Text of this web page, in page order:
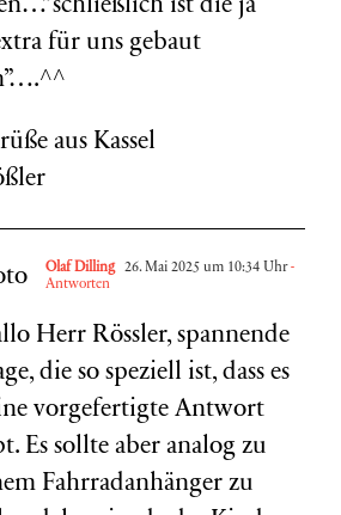
ist die ja
für uns gebaut
aus Kassel
Olaf Dilling 26. Mai 2025 um 10:34 Uhr-
Antworten
Herr Rössler, spannende
die so speziell ist, dass es
vorgefertigte Antwort
Es sollte aber analog zu
Fahrradanhänger zu